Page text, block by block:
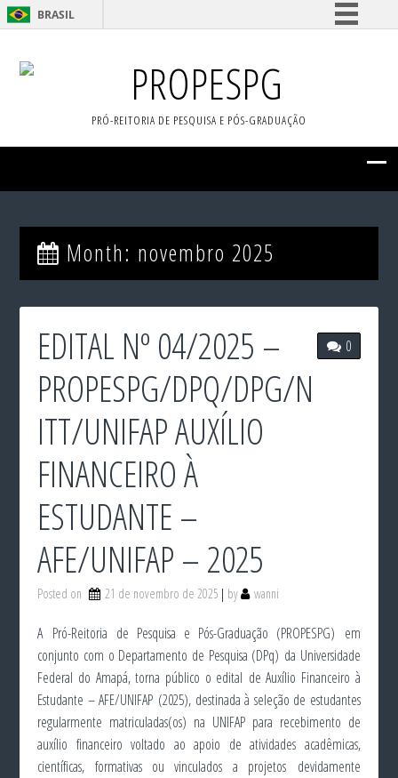
BRASIL
Comunica BR
Participe
Acesso à informação
PROPESPG
PRÓ-REITORIA DE PESQUISA E PÓS-GRADUAÇÃO
Month: novembro 2025
0
EDITAL Nº 04/2025 –
PROPESPG/DPQ/DPG/N
ITT/UNIFAP AUXÍLIO
FINANCEIRO À
ESTUDANTE –
AFE/UNIFAP – 2025
Posted on 21 de novembro de 2025 by wanni
A Pró-Reitoria de Pesquisa e Pós-Graduação (PROPESPG) em
conjunto com o Departamento de Pesquisa (DPq) da Universidade
Federal do Amapá, torna público o edital de Auxílio Financeiro à
Estudante – AFE/UNIFAP (2025), destinada à seleção de estudantes
regularmente matriculadas(os) na UNIFAP para recebimento de
auxílio financeiro voltado ao apoio de atividades acadêmicas,
científicas, formativas ou vinculados a projetos devidamente